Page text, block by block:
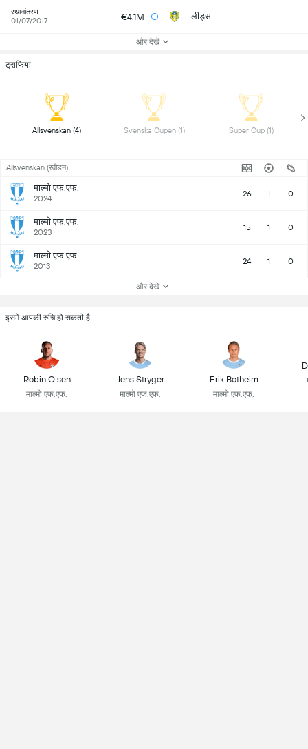
स्थानांतरण
01/07/2017
€4.1M लीड्स
और देखें
ट्राफियां
Allsvenskan (4) Svenska Cupen (1)
Allsvenskan (स्वीडन)
माल्मो एफ.एफ.
2024 26 1 0
माल्मो एफ.एफ.
2023 15 1 0
माल्मो एफ.एफ.
2013 24 1 0
और देखें
इसमें आपकी रुचि हो सकती है
Robin Olsen
माल्मो एफ.एफ.
Jens Stryger
माल्मो एफ.एफ.
Erik Botheim
माल्मो एफ.एफ.